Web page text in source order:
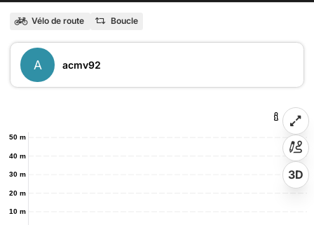
Vélo de route Boucle
A acmv92
10 m
20 m
30 m
40 m
50 m
3D